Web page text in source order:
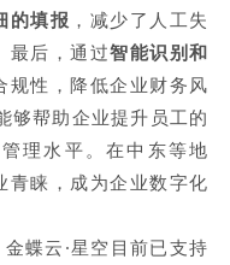
的填报 ，减少了人工失
最后，通过智能识别和
规性，降低企业财务风
够帮助企业提升员工的
理水平。在中东等地
青睐，成为企业数字化
金蝶云·星空目前已支持